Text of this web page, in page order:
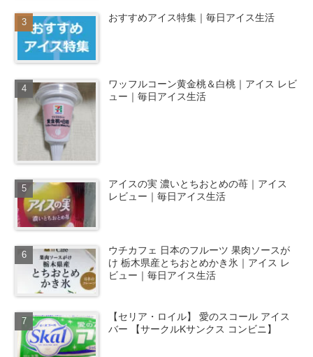
おすすめアイス特集｜毎日アイス生活
ワッフルコーン黄金桃＆白桃｜アイス レビ
ュー｜毎日アイス生活
アイスの実 濃いとちおとめの苺｜アイス
レビュー｜毎日アイス生活
ウチカフェ 日本のフルーツ 果肉ソースが
け 栃木県産とちおとめかき氷｜アイス レ
ビュー｜毎日アイス生活
【セリア・ロイル】 愛のスコール アイス
バー 【サークルKサンクス コンビニ】